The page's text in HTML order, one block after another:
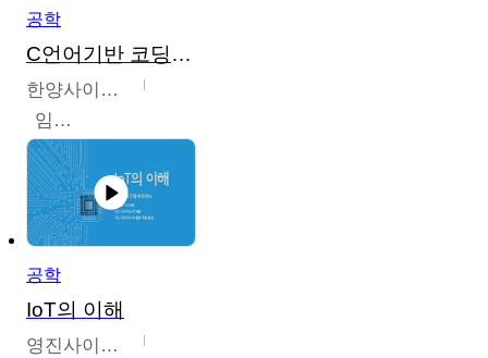
공학
C언어기반 코딩교육
한양사이버대학교
임동균
공학
IoT의 이해
영진사이버대학교